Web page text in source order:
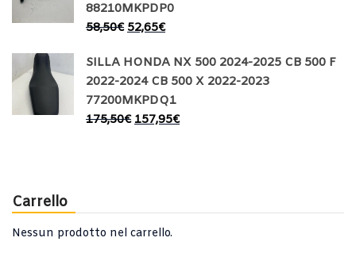
88210MKPDP0
58,50€ 52,65€
SILLA HONDA NX 500 2024-2025 CB 500 F
2022-2024 CB 500 X 2022-2023
77200MKPDQ1
175,50€ 157,95€
Carrello
Nessun prodotto nel carrello.